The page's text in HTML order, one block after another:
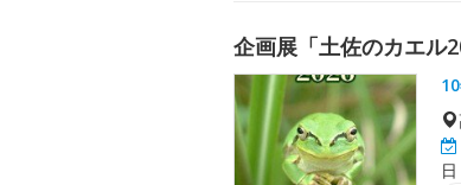
企画展「土佐のカエル